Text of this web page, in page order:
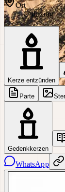
Ort
OrtInzing
Kerze entzünden
Parte
Gedenkkerzen
WhatsApp